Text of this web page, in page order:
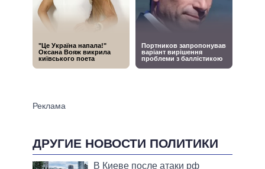
ДРУГИЕ НОВОСТИ ПОЛИТИКИ
В Киеве после атаки рф